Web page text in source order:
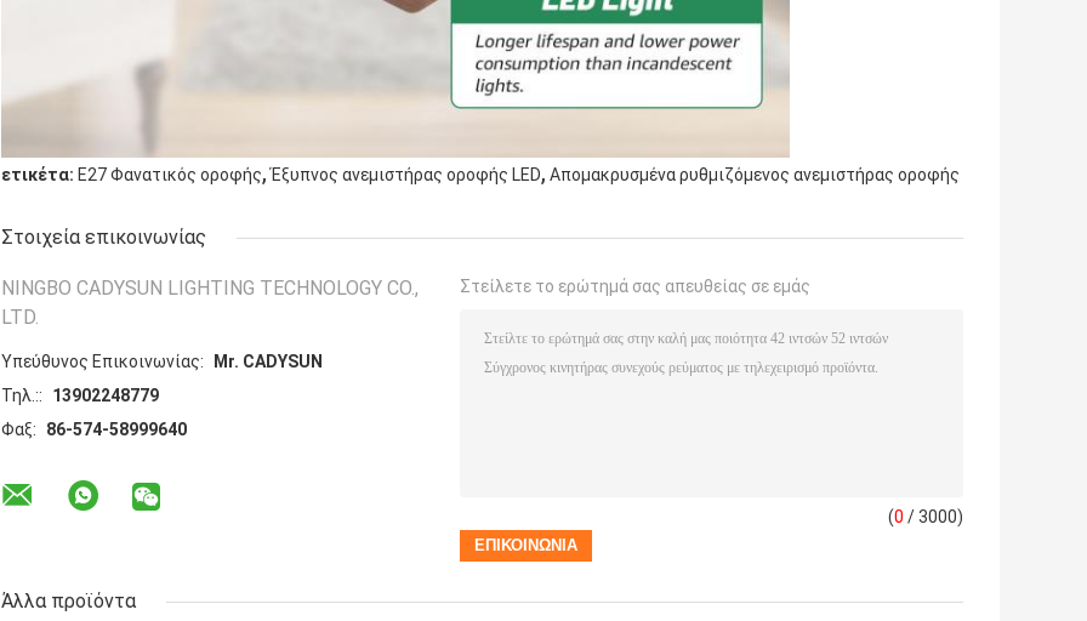
ετικέτα: E27 Φανατικός οροφής, Έξυπνος ανεμιστήρας οροφής LED, Απομακρυσμένα ρυθμιζόμενος ανεμιστήρας οροφής
Στοιχεία επικοινωνίας
NINGBO CADYSUN LIGHTING TECHNOLOGY CO.,
LTD.
Υπεύθυνος Επικοινωνίας:
Mr. CADYSUN
Τηλ.::
13902248779
Φαξ:
86-574-58999640
Στείλετε το ερώτημά σας απευθείας σε εμάς
(0 / 3000)
Άλλα προϊόντα